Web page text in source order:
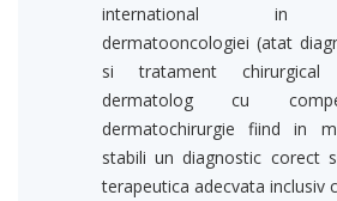
international in
dermatooncologiei (atat
si tratament
dermatolog cu
dermatochirurgie fiind in
stabili un diagnostic corect
terapeutica adecvata inclusiv